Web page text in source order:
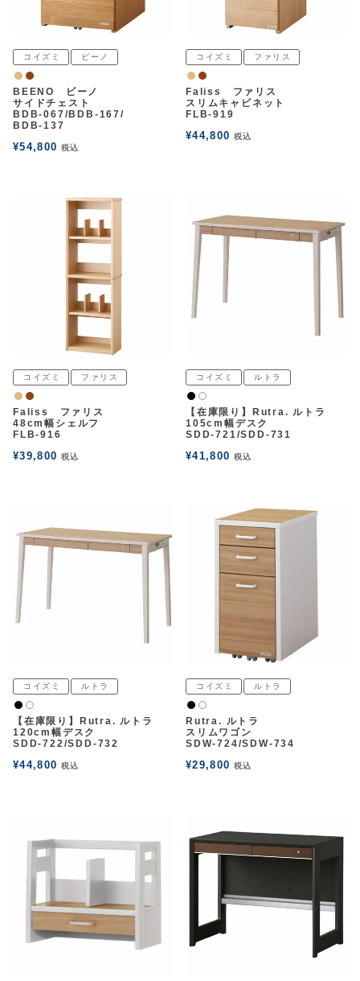
コイズミ ビーノ
ナチュラル
ウォルナット
BEENO ビーノ
サイドチェスト
BDB-067/BDB-167/
BDB-137
¥54,800 税込
コイズミ ファリス
ナチュラル
ウォルナット
Faliss ファリス
スリムキャビネット
FLB-919
¥44,800 税込
コイズミ ファリス
ナチュラル
ウォルナット
Faliss ファリス
48cm幅シェルフ
FLB-916
¥39,800 税込
コイズミ ルトラ
黒 白2
【在庫限り】Rutra. ルトラ
105cm幅デスク
SDD-721/SDD-731
¥41,800 税込
コイズミ ルトラ
黒 白2
【在庫限り】Rutra. ルトラ
120cm幅デスク
SDD-722/SDD-732
¥44,800 税込
コイズミ ルトラ
黒 白2
Rutra. ルトラ
スリムワゴン
SDW-724/SDW-734
¥29,800 税込